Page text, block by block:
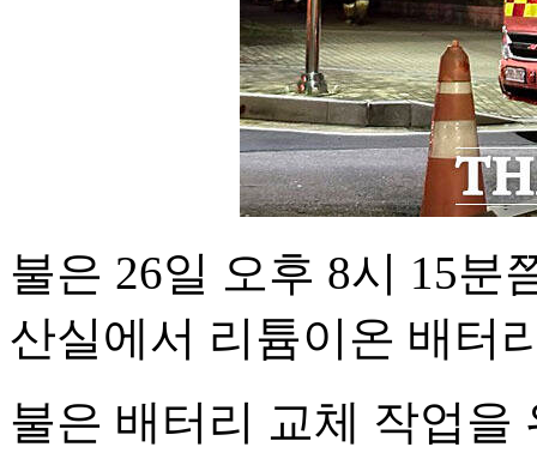
불은 26일 오후 8시 15분
산실에서 리튬이온 배터
불은 배터리 교체 작업을